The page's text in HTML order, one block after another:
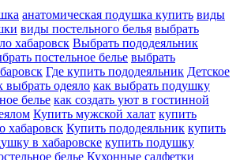
анатомическая подушка купить виды
виды постельного белья выбрать
хабаровск Выбрать пододеяльник
постельное белье выбрать
Где купить пододеяльник Детское
выбрать одеяло как выбрать подушку
белье как создать уют в гостинной
Купить мужской халат купить
хабаровск Купить пододеяльник купить
в хабаровске купить подушку
белье Кухонные салфетки